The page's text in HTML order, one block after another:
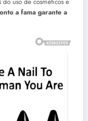
a fama garante a